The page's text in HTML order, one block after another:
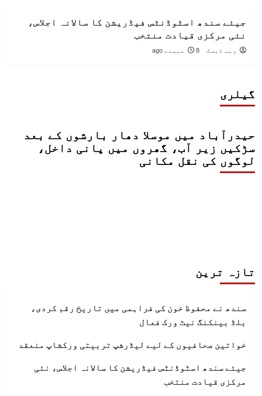
جیئے سندھ اسٹوڈنٹس فیڈریشن کا سالانہ اجلاس،
نئی مرکزی قیادت منتخب
ویب ڈیسک 8 مہینے ago
گیلری
حیدرآباد میں موسلا دھار بارشوں کے بعد
سڑکیں زیر آب، گھروں میں پانی داخل،
لوگوں کی نقل مکانی
تازہ ترین
سندھ نے محفوظ خون کی فراہمی میں تاریخ رقم کردی،
بلڈ بینکنگ نیٹ ورک فعال
خواتین صحافیوں کے لیے لیڈرشپ تربیتی ورکشاپ منعقد
جیئے سندھ اسٹوڈنٹس فیڈریشن کا سالانہ اجلاس، نئی
مرکزی قیادت منتخب